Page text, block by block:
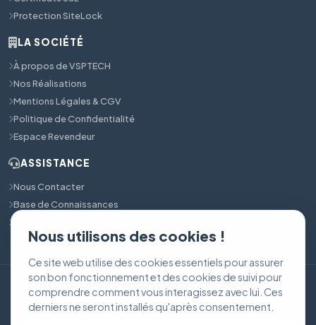
Protection SiteLock
LA SOCIÉTÉ
À propos de VSPTECH
Nos Réalisations
Mentions Légales & CGV
Politique de Confidentialité
Espace Revendeur
ASSISTANCE
Nous Contacter
Base de Connaissances
© 2017 - 2026 VSPTECH. Tous droits réservés.
CGV & Mentions Légales Confidentialité
Nous utilisons des cookies !
Ce site web utilise des cookies essentiels pour assurer
son bon fonctionnement et des cookies de suivi pour
comprendre comment vous interagissez avec lui. Ces
derniers ne seront installés qu'après consentement.